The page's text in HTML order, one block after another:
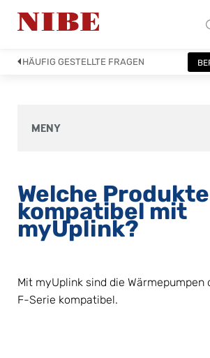
HÄUFIG GESTELLTE FRAGEN
MENY
Welche
kompatibel mit
myUplink?
Mit myUplink sind die Wärmepumpen
F-Serie kompatibel.